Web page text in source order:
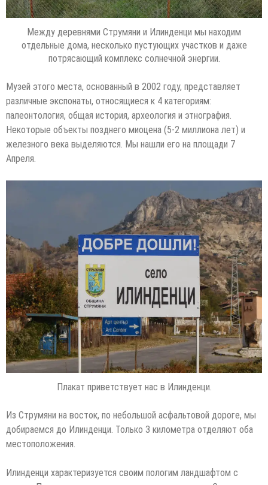
Между деревнями Струмяни и Илинденци мы находим
отдельные дома, несколько пустующих участков и даже
потрясающий комплекс солнечной энергии.
Музей этого места, основанный в 2002 году, представляет
различные экспонаты, относящиеся к 4 категориям:
палеонтология, общая история, археология и этнография.
Некоторые объекты позднего миоцена (5-2 миллиона лет) и
железного века выделяются. Мы нашли его на площади 7
Апреля.
Плакат приветствует нас в Илинденци.
Из Струмяни на восток, по небольшой асфальтовой дороге, мы
добираемся до Илинденци. Только 3 километра отделяют оба
местоположения.
Илинденци характеризуется своим пологим ландшафтом с